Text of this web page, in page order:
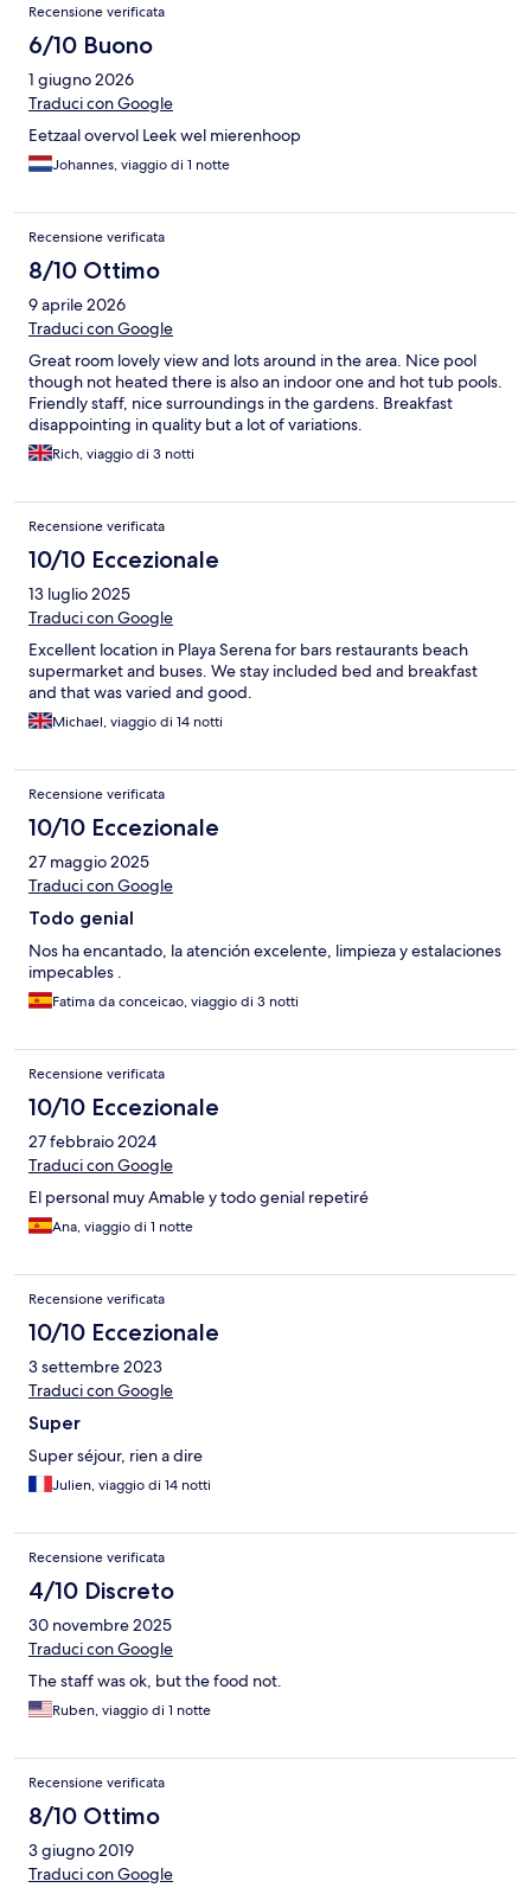
Recensione verificata
6/10 Buono
1 giugno 2026
Traduci con Google
Eetzaal overvol Leek wel mierenhoop
Johannes, viaggio di 1 notte
Recensione verificata
8/10 Ottimo
9 aprile 2026
Traduci con Google
Great room lovely view and lots around in the area. Nice pool
though not heated there is also an indoor one and hot tub pools.
Friendly staff, nice surroundings in the gardens. Breakfast
disappointing in quality but a lot of variations.
Rich, viaggio di 3 notti
Recensione verificata
10/10 Eccezionale
13 luglio 2025
Traduci con Google
Excellent location in Playa Serena for bars restaurants beach
supermarket and buses. We stay included bed and breakfast
and that was varied and good.
Michael, viaggio di 14 notti
Recensione verificata
10/10 Eccezionale
27 maggio 2025
Traduci con Google
Todo genial
Nos ha encantado, la atención excelente, limpieza y estalaciones
impecables .
Fatima da conceicao, viaggio di 3 notti
Recensione verificata
10/10 Eccezionale
27 febbraio 2024
Traduci con Google
El personal muy Amable y todo genial repetiré
Ana, viaggio di 1 notte
Recensione verificata
10/10 Eccezionale
3 settembre 2023
Traduci con Google
Super
Super séjour, rien a dire
Julien, viaggio di 14 notti
Recensione verificata
4/10 Discreto
30 novembre 2025
Traduci con Google
The staff was ok, but the food not.
Ruben, viaggio di 1 notte
Recensione verificata
8/10 Ottimo
3 giugno 2019
Traduci con Google